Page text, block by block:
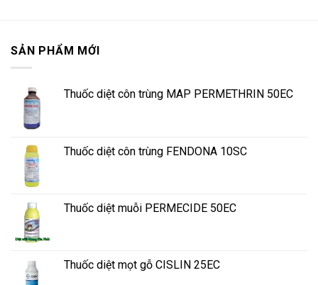
SẢN PHẨM MỚI
Thuốc diệt côn trùng MAP PERMETHRIN 50EC
Thuốc diệt côn trùng FENDONA 10SC
Thuốc diệt muỗi PERMECIDE 50EC
Thuốc diệt mọt gỗ CISLIN 25EC